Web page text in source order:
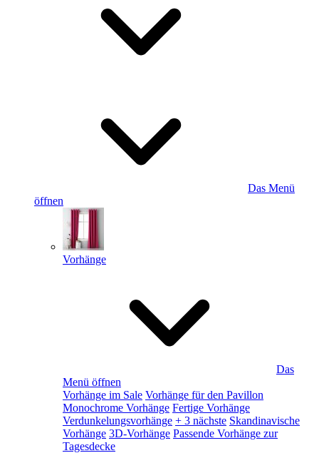
Das Menü
öffnen
Vorhänge
Das
Menü öffnen
Vorhänge im Sale Vorhänge für den Pavillon
Monochrome Vorhänge Fertige Vorhänge
Verdunkelungsvorhänge + 3 nächste Skandinavische
Vorhänge 3D-Vorhänge Passende Vorhänge zur
Tagesdecke